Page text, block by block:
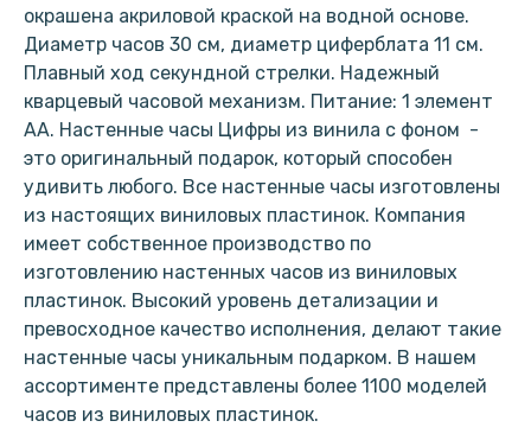
окрашена акриловой краской на водной основе.
Диаметр часов 30 см, диаметр циферблата 11 см.
Плавный ход секундной стрелки. Надежный
кварцевый часовой механизм. Питание: 1 элемент
АА. Настенные часы Цифры из винила с фоном -
это оригинальный подарок, который способен
удивить любого. Все настенные часы изготовлены
из настоящих виниловых пластинок. Компания
имеет собственное производство по
изготовлению настенных часов из виниловых
пластинок. Высокий уровень детализации и
превосходное качество исполнения, делают такие
настенные часы уникальным подарком. В нашем
ассортименте представлены более 1100 моделей
часов из виниловых пластинок.